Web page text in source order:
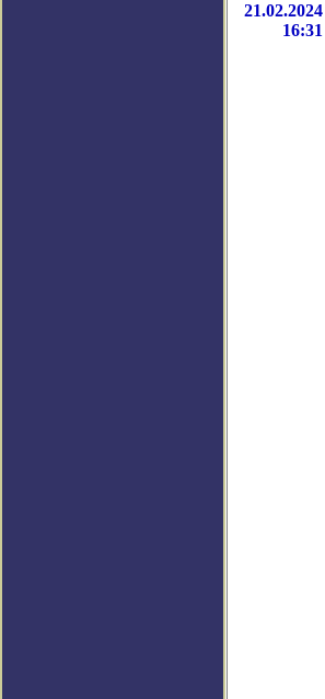
21.02.2024
16:31